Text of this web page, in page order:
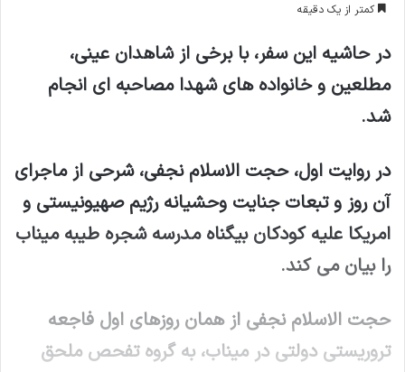
کمتر از یک دقیقه
در حاشیه این سفر، با برخی از شاهدان عینی،
مطلعین و خانواده های شهدا مصاحبه ای انجام
شد.
در روایت اول، حجت الاسلام نجفی، شرحی از ماجرای
آن روز و تبعات جنایت وحشیانه رژیم صهیونیستی و
امریکا علیه کودکان بیگناه مدرسه شجره طیبه میناب
را بیان می کند.
حجت الاسلام نجفی از همان روزهای اول فاجعه
تروریستی دولتی در میناب، به گروه تفحص ملحق